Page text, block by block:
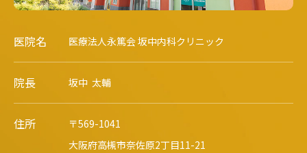
医院名 医療法人永篤会坂中内科クリニック
院長 坂中 太輔
住所
〒569-1041
大阪府高槻市奈佐原2丁目11-21